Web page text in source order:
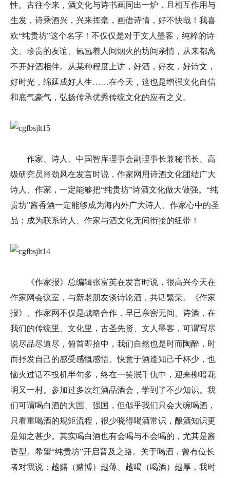
性。古往今来，酒文化与诗书画同出一炉，且相互作用与
生发，诗乘酒兴，兴来挥毫，画借诗情，好不快哉！我喜
欢“纯贵坊”这个名字！不仅仅是对于文人墨客，纯粹的诗
文、珍贵的友谊、氤氲着人间烟火的坊间亲情，从来都离
不开好酒相伴。从某种程度上讲，好酒，好友，好诗文，
好时光，绵延成好人生……在今天，这也是增强文化自信
和底气豪气，弘扬传承优秀传统文化的应有之义。
作家、诗人、中国智库理事会副理事长兼秘书长、高
级研究员肖劲风在发言时说，作家网用诗酒文化团结广大
诗人、作家，一定能够把“纯贵坊”诗酒文化做大做强。“纯
贵坊”酱香酒一定能够成为海内外广大诗人、作家心中的圣
品；成为联系诗人、作家与酒文化无间衔接的纽带！
《作家报》总编辑张富英在发言时说，很高兴今天在
作家网会议室，与新老朋友谈诗论酒，共话繁荣。《作家
报》、作家网不仅是战略合作，早已亲密无间。诗酒，在
我们的传统里、文化里，古圣先贤、文人墨客，可谓写尽
说尽品尽道尽，俯首即拾中，我们自然也是时而陶醉，时
而抒发自己的感受感慨感悟。快意于酒逢知己千杯少，也
恼火过话不投机半句多，终在一笑泯千仇中，迎来柳暗花
明又一村。参加过多次红酒品酒会，学到了不少知识。我
们可谓喝白酒的大国、强国，但似乎我们只会大碗喝酒，
只看重喝酒的规矩流程，很少晓得喝酒常识，酿酒知识更
是知之甚少。其实喝白酒也有会喝与不会喝的，尤其是酱
香型。希望“纯贵坊”开启普及之路。关于喝酒，曾有位长
者对我说：越赌（赌博）越薄、越喝（喝酒）越厚，我时